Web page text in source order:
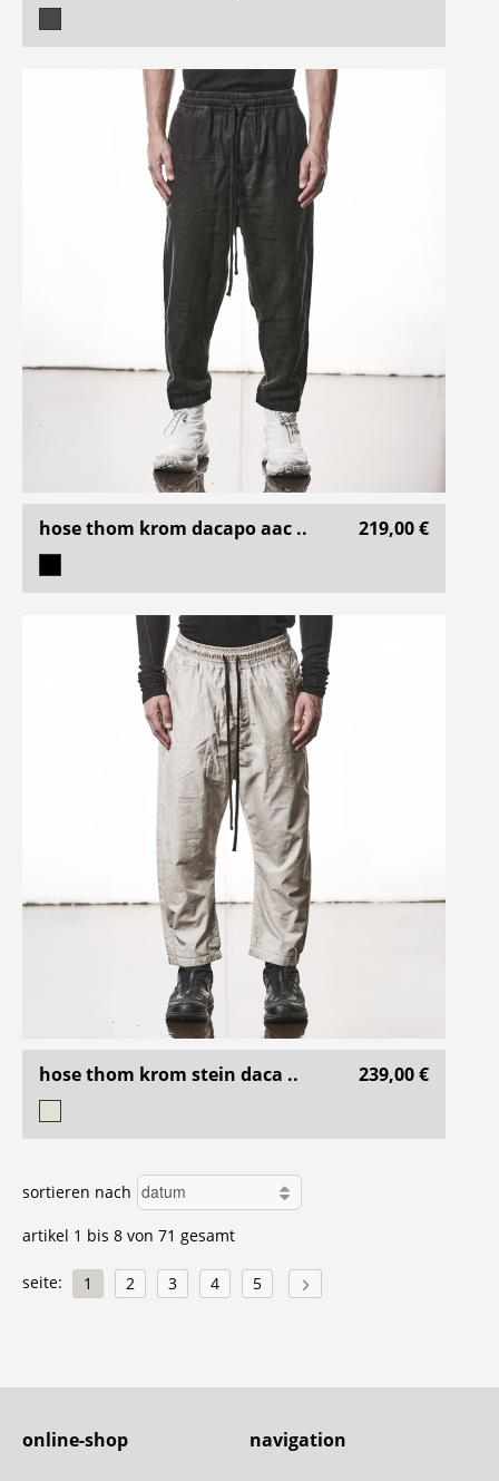
hose thom krom dacapo aac .. 219,00 €
hose thom krom stein daca .. 239,00 €
sortieren nach
artikel 1 bis 8 von 71 gesamt
seite: 1 2 3 4 5
navigation
online-shop